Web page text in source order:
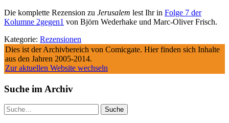
Die komplette Rezension zu Jerusalem lest Ihr in Folge 7 der
Kolumne 2gegen1 von Björn Wederhake und Marc-Oliver Frisch.
Kategorie: Rezensionen
Dies ist der Archivbereich von Comicgate. Hier finden sich Inhalte
aus den Jahren 2005-2014.
Zur aktuellen Website wechseln
Suche im Archiv
Suche